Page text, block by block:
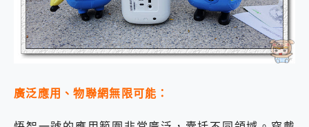
廣泛應用、物聯網無限可能：